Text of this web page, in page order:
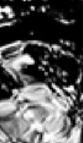
Partagez cet
Facebook
Twitter
©2026 |
|Mentions